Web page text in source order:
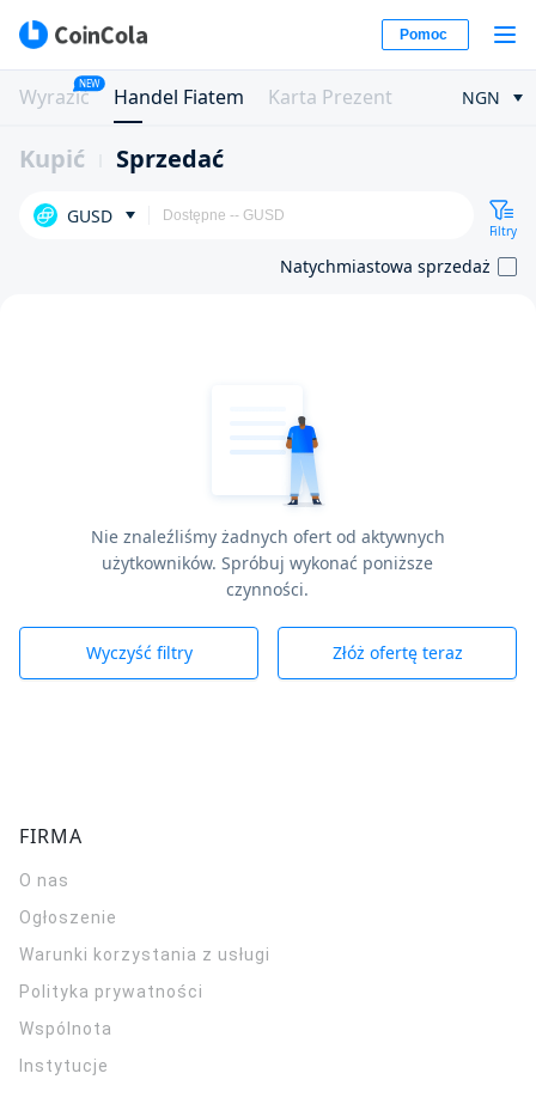
Pomoc
Wyrazić
NEW
Handel Fiatem Karta Prezent NGN
Kupić Sprzedać
GUSD
Filtry
Natychmiastowa sprzedaż
Nie znaleźliśmy żadnych ofert od aktywnych
użytkowników. Spróbuj wykonać poniższe
czynności.
Wyczyść filtry Złóż ofertę teraz
FIRMA
O nas
Ogłoszenie
Warunki korzystania z usługi
Polityka prywatności
Wspólnota
Instytucje